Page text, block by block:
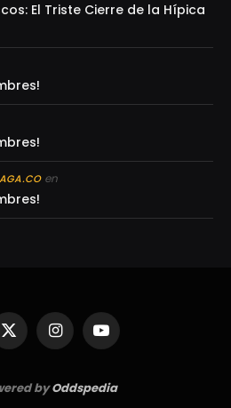
El Triste Cierre de la Hípica
en
X
(Twitter)
InstagramYouTube
byOddspedia